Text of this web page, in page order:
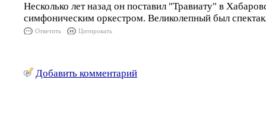
Несколько лет назад он поставил "Травиату" в
симфоническим оркестром. Великолепный был
Ответить Цитировать
Добавить комментарий